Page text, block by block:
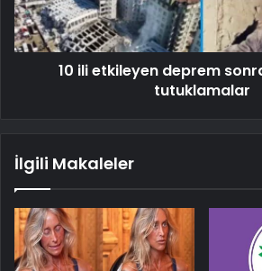
10 ili etkileyen deprem
tutuklamalar
İlgili Makaleler